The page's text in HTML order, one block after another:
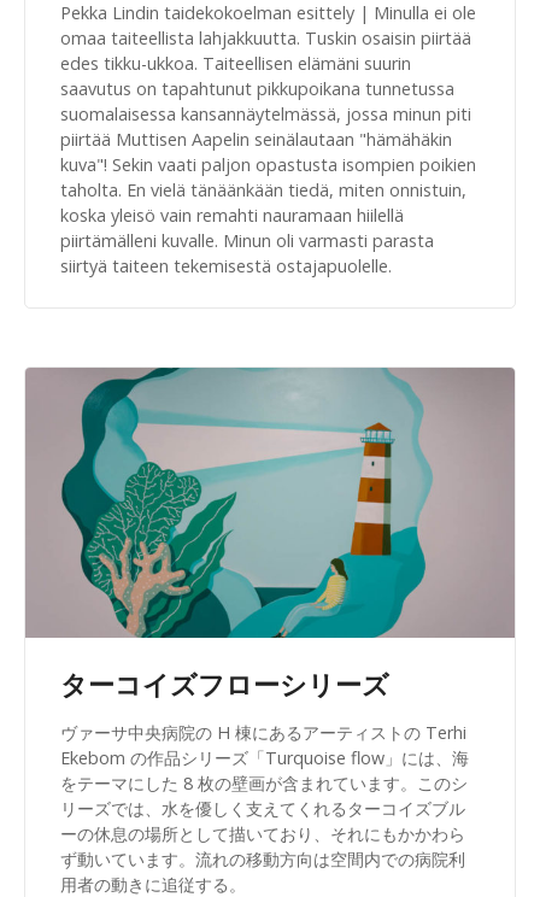
Pekka Lindin taidekokoelman esittely | Minulla ei ole
omaa taiteellista lahjakkuutta. Tuskin osaisin piirtää
edes tikku-ukkoa. Taiteellisen elämäni suurin
saavutus on tapahtunut pikkupoikana tunnetussa
suomalaisessa kansannäytelmässä, jossa minun piti
piirtää Muttisen Aapelin seinälautaan "hämähäkin
kuva"! Sekin vaati paljon opastusta isompien poikien
taholta. En vielä tänäänkään tiedä, miten onnistuin,
koska yleisö vain remahti nauramaan hiilellä
piirtämälleni kuvalle. Minun oli varmasti parasta
siirtyä taiteen tekemisestä ostajapuolelle.
ターコイズフローシリーズ
ヴァーサ中央病院の H 棟にあるアーティストの Terhi
Ekebom の作品シリーズ「Turquoise flow」には、海
をテーマにした 8 枚の壁画が含まれています。このシ
リーズでは、水を優しく支えてくれるターコイズブル
ーの休息の場所として描いており、それにもかかわら
ず動いています。流れの移動方向は空間内での病院利
用者の動きに追従する。